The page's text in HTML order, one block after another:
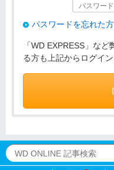
パスワードを忘れた
「WD EXPRESS」な
る方も上記からログイン